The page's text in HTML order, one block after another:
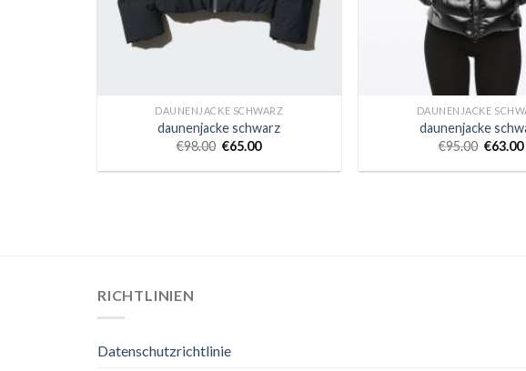
DAUNENJACKE SCHWARZ
daunenjacke schwarz
€98.00 €65.00
DAUNENJACKE
daunenjacke
€95.00 €63.00
RICHTLINIEN
Datenschutzrichtlinie